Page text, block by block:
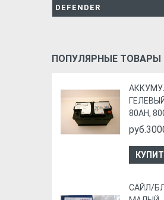
DEFENDER
ПОПУЛЯРНЫЕ ТОВАРЫ
80AH,
CАЙЛ/